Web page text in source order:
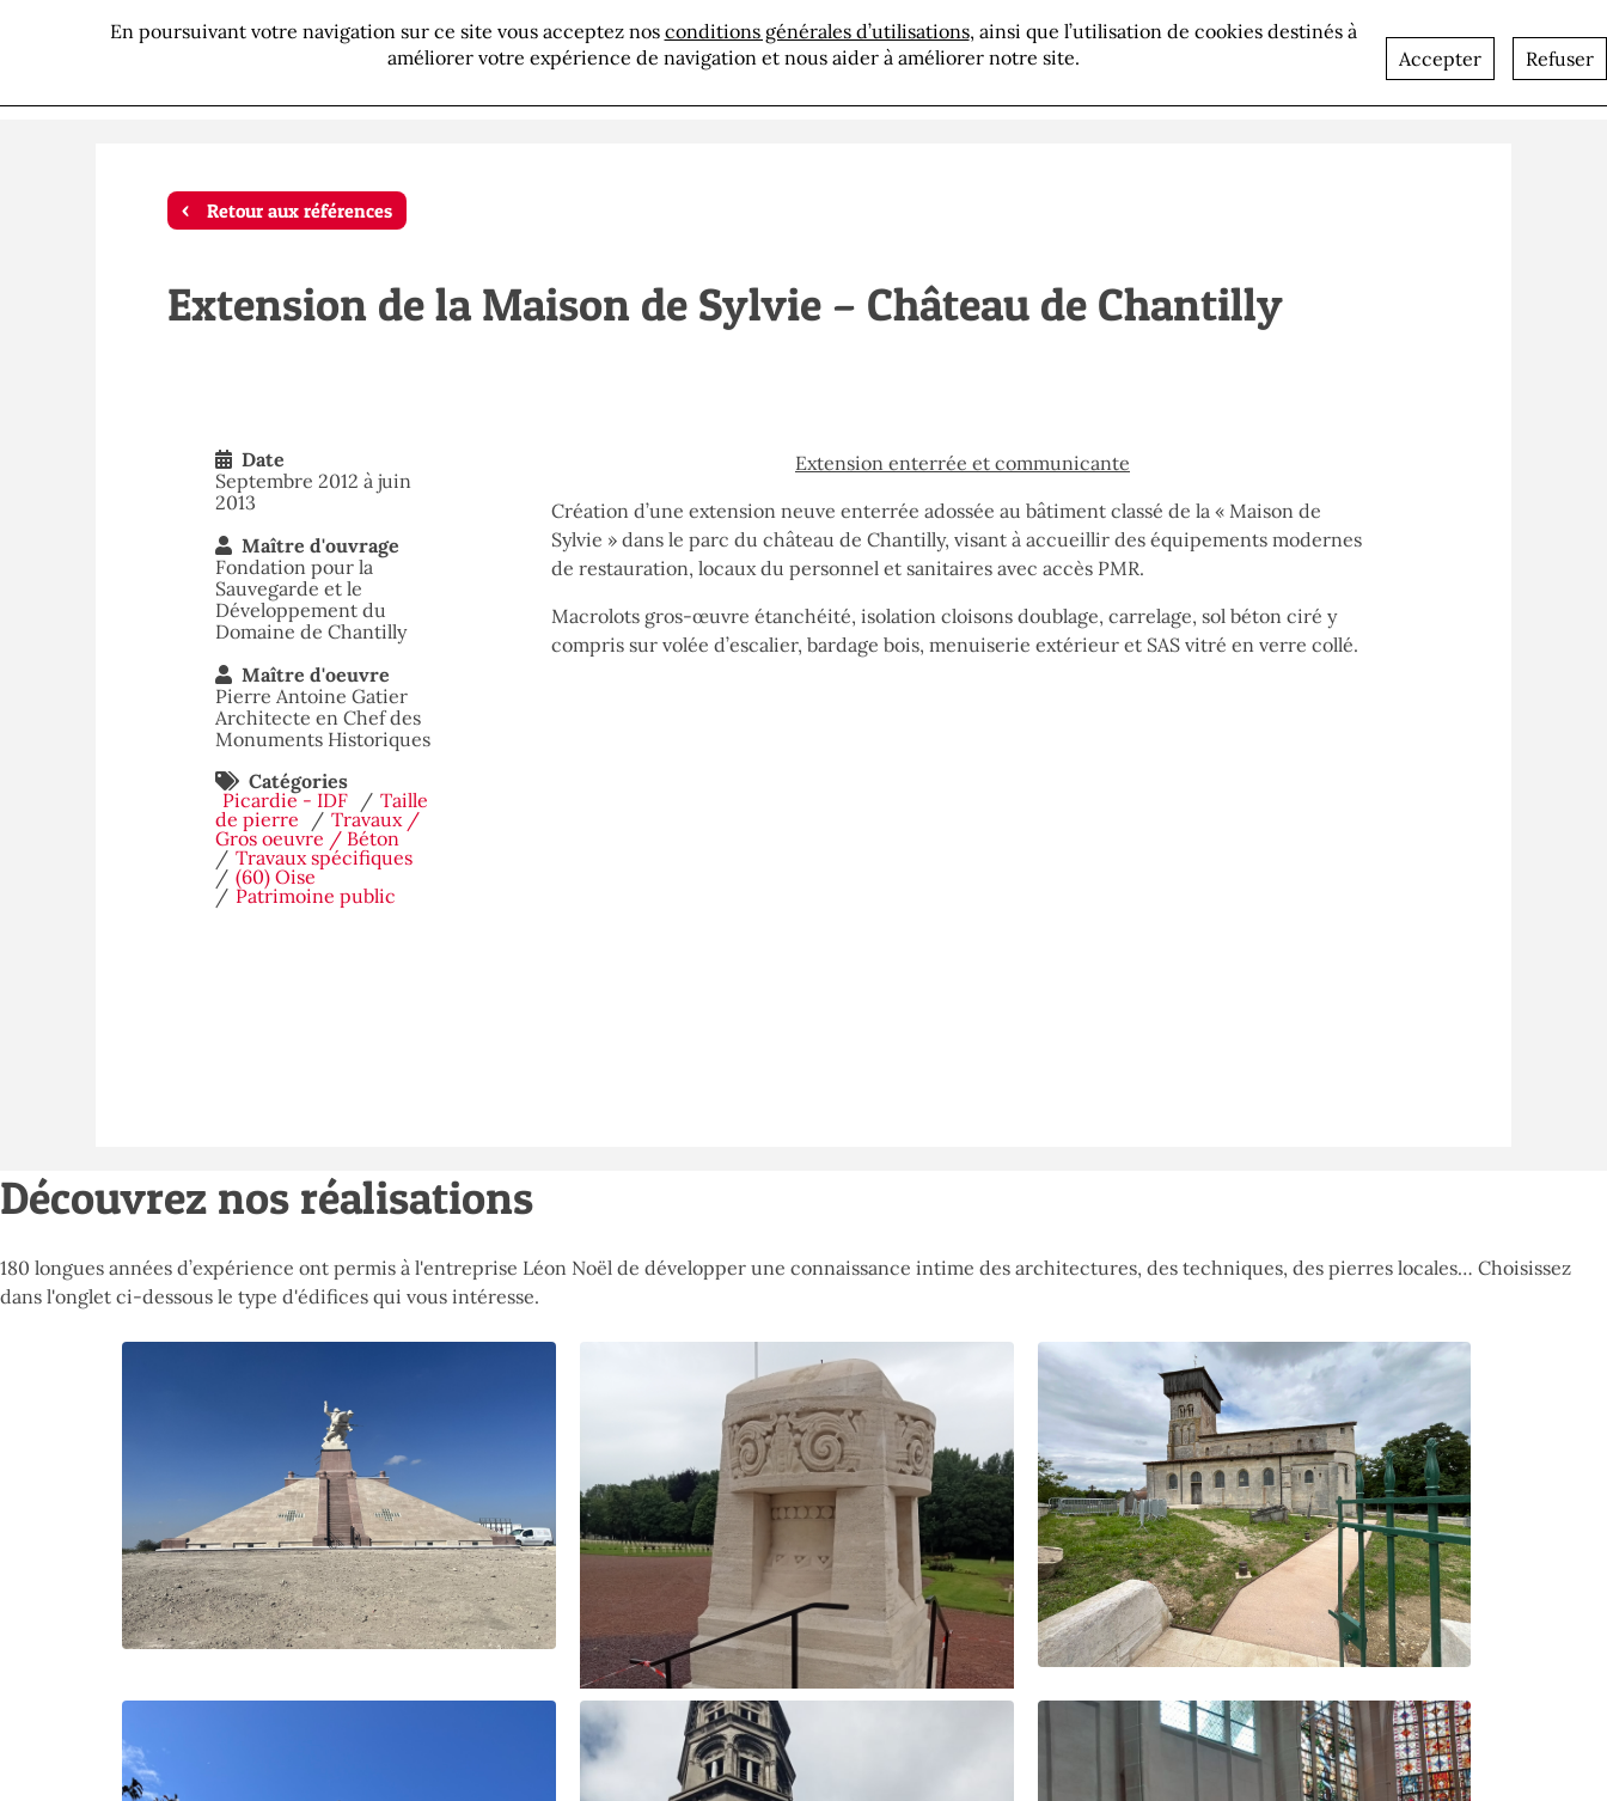
En poursuivant votre navigation sur ce site vous acceptez nos conditions générales d’utilisations, ainsi que l’utilisation de cookies destinés à
améliorer votre expérience de navigation et nous aider à améliorer notre site.
Accepter Refuser
Présentation Savoir-faire Réalisations Actualités Contact
Retour aux références
Extension de la Maison de Sylvie – Château de Chantilly
Date
Septembre 2012 à juin
2013
Maître d'ouvrage
Fondation pour la
Sauvegarde et le
Développement du
Domaine de Chantilly
Maître d'oeuvre
Pierre Antoine Gatier
Architecte en Chef des
Monuments Historiques
Catégories
Picardie - IDF
Taille
de pierre
Travaux /
Gros oeuvre / Béton
Travaux spécifiques
(60) Oise
Patrimoine public
Extension enterrée et communicante
Création d’une extension neuve enterrée adossée au bâtiment classé de la « Maison de
Sylvie » dans le parc du château de Chantilly, visant à accueillir des équipements modernes
de restauration, locaux du personnel et sanitaires avec accès PMR.
Macrolots gros-œuvre étanchéité, isolation cloisons doublage, carrelage, sol béton ciré y
compris sur volée d’escalier, bardage bois, menuiserie extérieur et SAS vitré en verre collé.
Découvrez nos réalisations
180 longues années d’expérience ont permis à l'entreprise Léon Noël de développer une connaissance intime des architectures, des techniques, des pierres locales… Choisissez
dans l'onglet ci-dessous le type d'édifices qui vous intéresse.